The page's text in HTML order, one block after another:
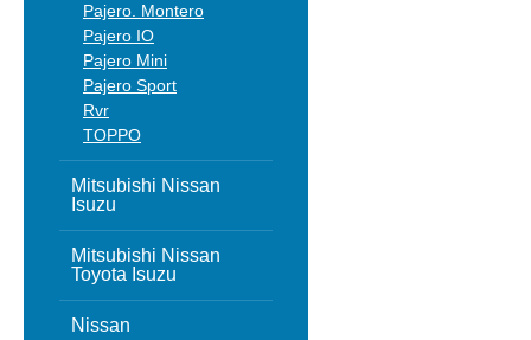
Pajero. Montero
Pajero IO
Pajero Mini
Pajero Sport
Rvr
TOPPO
Mitsubishi Nissan
Isuzu
Mitsubishi Nissan
Toyota Isuzu
Nissan